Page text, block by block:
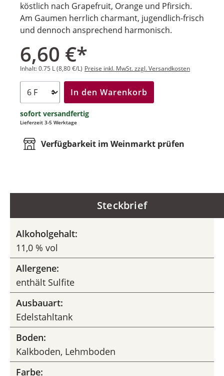
köstlich nach Grapefruit, Orange und Pfirsich.
Am Gaumen herrlich charmant, jugendlich-frisch
und dennoch ansprechend harmonisch.
6,60 €*
Inhalt:0.75 L(8,80 €/L) Preise inkl. MwSt. zzgl. Versandkosten
In den Warenkorb
sofort versandfertig
Lieferzeit 3-5 Werktage
Verfügbarkeit im Weinmarkt prüfen
Steckbrief
Alkoholgehalt:
11,0 % vol
Allergene:
enthält Sulfite
Ausbauart:
Edelstahltank
Boden:
Kalkboden, Lehmboden
Farbe: